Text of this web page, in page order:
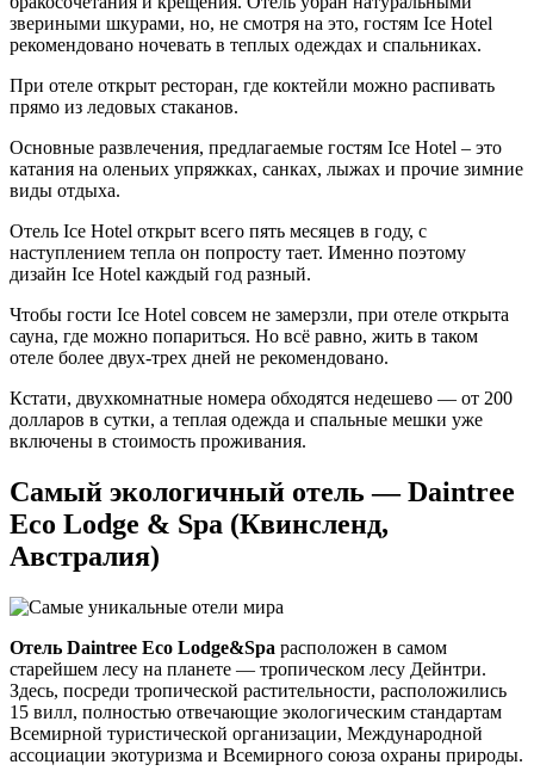
звериными шкурами, но, не смотря на это, гостям Ice Hotel
рекомендовано ночевать в теплых одеждах и спальниках.
При отеле открыт ресторан, где коктейли можно распивать
прямо из ледовых стаканов.
Основные развлечения, предлагаемые гостям Ice Hotel – это
катания на оленьих упряжках, санках, лыжах и прочие зимние
виды отдыха.
Отель Ice Hotel открыт всего пять месяцев в году, с
наступлением тепла он попросту тает. Именно поэтому
дизайн Ice Hotel каждый год разный.
Чтобы гости Ice Hotel совсем не замерзли, при отеле открыта
сауна, где можно попариться. Но всё равно, жить в таком
отеле более двух-трех дней не рекомендовано.
Кстати, двухкомнатные номера обходятся недешево — от 200
долларов в сутки, а теплая одежда и спальные мешки уже
включены в стоимость проживания.
Самый экологичный отель — Daintree
Eco Lodge & Spa (Квинсленд,
Австралия)
Отель Daintree Eco Lodge&Spa расположен в самом
старейшем лесу на планете — тропическом лесу Дейнтри.
Здесь, посреди тропической растительности, расположились
15 вилл, полностью отвечающие экологическим стандартам
Всемирной туристической организации, Международной
ассоциации экотуризма и Всемирного союза охраны природы.